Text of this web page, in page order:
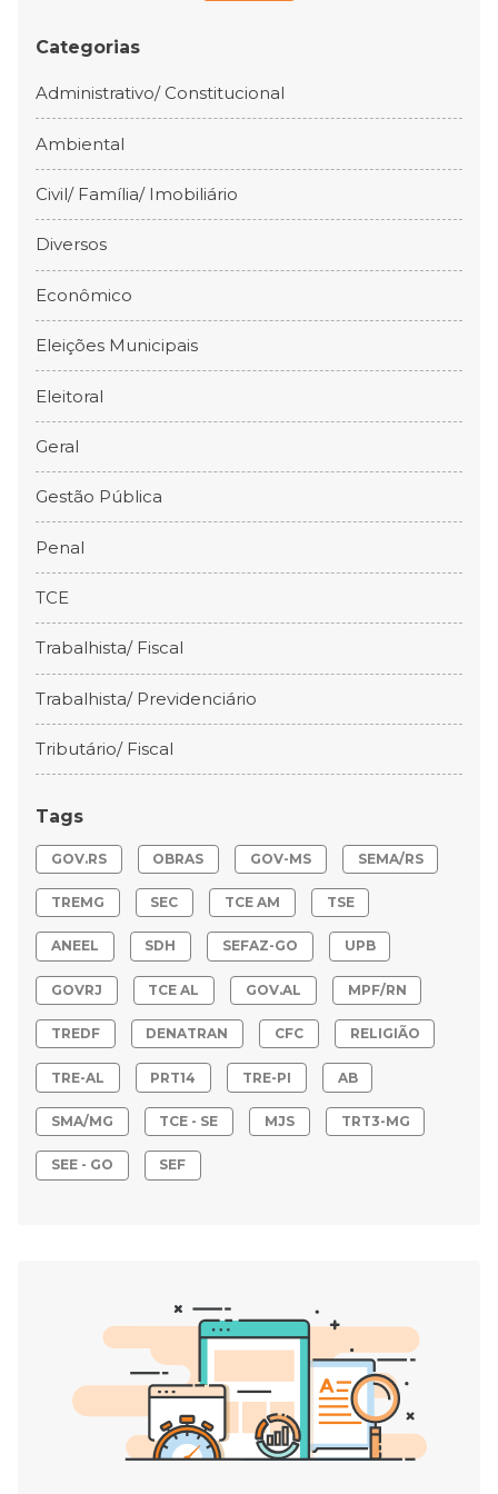
Categorias
Administrativo/ Constitucional
Ambiental
Civil/ Família/ Imobiliário
Diversos
Econômico
Eleições Municipais
Eleitoral
Geral
Gestão Pública
Penal
TCE
Trabalhista/ Fiscal
Trabalhista/ Previdenciário
Tributário/ Fiscal
Tags
GOV.RS OBRAS GOV-MS SEMA/RS
TREMG SEC TCE AM TSE
ANEEL SDH SEFAZ-GO UPB
GOVRJ TCE AL GOV.AL MPF/RN
TREDF DENATRAN CFC RELIGIÃO
TRE-AL PRT14 TRE-PI AB
SMA/MG TCE - SE MJS TRT3-MG
SEE - GO SEF